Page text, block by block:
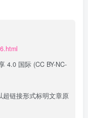
4.0 国际 (CC BY-NC-
链接形式标明文章原